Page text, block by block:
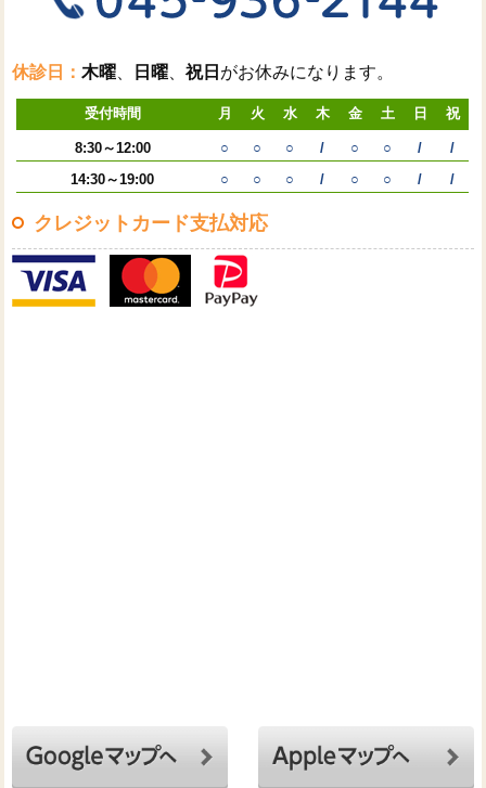
休診日：木曜 日曜 、祝日 がお休みになります。
受付時間 月 火 水 木 金 土 日 祝
8:30～12:00 ○ ○ ○ / ○ ○ /
/
14:30～19:00
○ ○ ○ / ○ ○ / /
クレジットカード支払対応